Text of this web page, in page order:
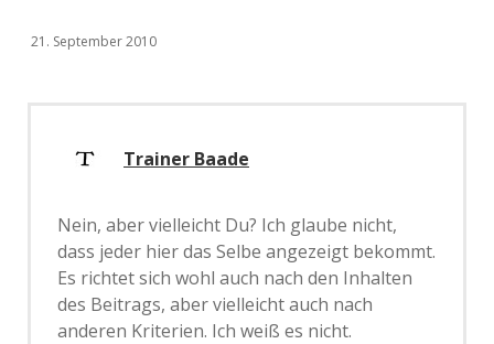
21. September 2010
Trainer Baade
Nein, aber vielleicht Du? Ich glaube nicht,
dass jeder hier das Selbe angezeigt bekommt.
Es richtet sich wohl auch nach den Inhalten
des Beitrags, aber vielleicht auch nach
anderen Kriterien. Ich weiß es nicht.